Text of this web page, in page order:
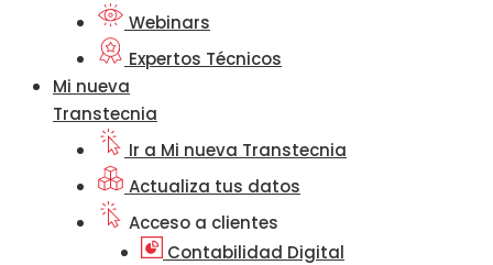
Webinars
Expertos Técnicos
Mi nueva
Transtecnia
Ir a Mi nueva Transtecnia
Actualiza tus datos
Acceso a clientes
Contabilidad Digital